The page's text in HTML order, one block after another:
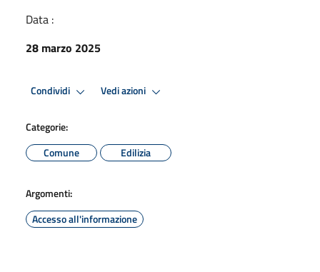
Data :
28 marzo 2025
Condividi Vedi azioni
Categorie:
Comune
Edilizia
Argomenti:
Accesso all'informazione